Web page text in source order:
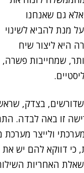
אלא גם שאנחנו
מנת להביא לשינוי
היא ליצור שיח
שמחייבות
בצדק,
זו באה לבדה.
ולייצר
כי דווקא להם יש
האחריות